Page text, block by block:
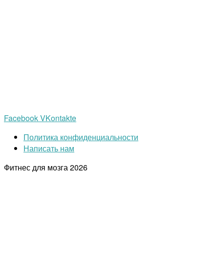
FacebookVKontakte
Политика конфиденциальности
Написать нам
Фитнес для мозга2026